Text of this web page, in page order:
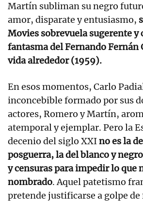
Martín subliman su negro
amor, disparate y entusiasmo,
Movies sobrevuela sugerente y
fantasma del Fernando Fernán
vida alrededor (1959).
En esos momentos, Carlo
inconcebible formado por sus
actores, Romero y Martín,
atemporal y ejemplar. Pero la
decenio del siglo XXIno es la
posguerra, la del blanco y
y censuras para impedir lo que
nombrado. Aquel patetismo
pretende justificarse a golpe